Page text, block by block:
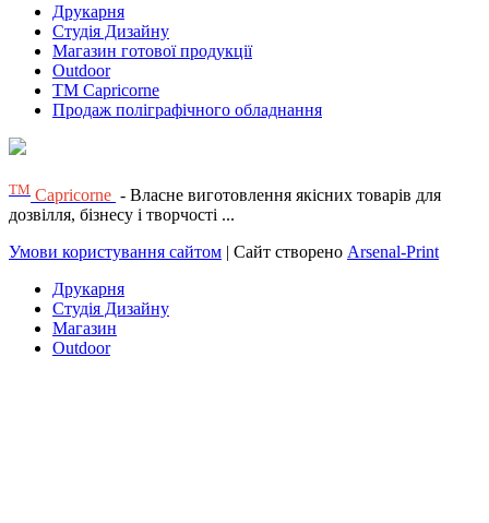
Друкарня
Студія Дизайну
Магазин готової продукції
Outdoor
TM Capricorne
Продаж поліграфічного обладнання
ТМ Capricorne - Власне виготовлення якісних товарів для
дозвілля, бізнесу і творчості ...
Умови користування сайтом | Сайт створено Arsenal-Print
Друкарня
Студія Дизайну
Магазин
Outdoor